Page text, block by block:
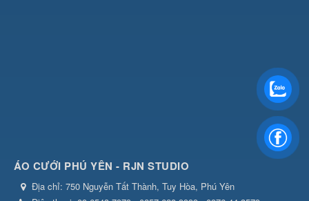
ÁO CƯỚI PHÚ YÊN - RJN STUDIO
Địa chỉ: 750 Nguyễn Tất Thành, Tuy Hòa, Phú Yên